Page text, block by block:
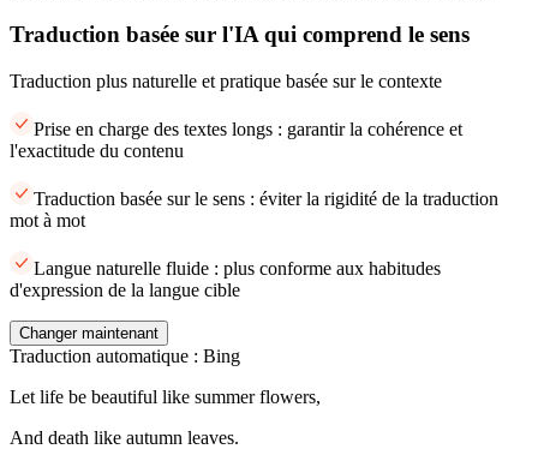
Traduction basée sur l'IA qui comprend le sens
Traduction plus naturelle et pratique basée sur le contexte
Prise en charge des textes longs : garantir la cohérence et
l'exactitude du contenu
Traduction basée sur le sens : éviter la rigidité de la traduction
mot à mot
Langue naturelle fluide : plus conforme aux habitudes
d'expression de la langue cible
Changer maintenant
Traduction automatique : Bing
Let life be beautiful like summer flowers,
And death like autumn leaves.